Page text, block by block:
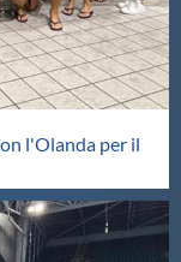
l'Olanda per il